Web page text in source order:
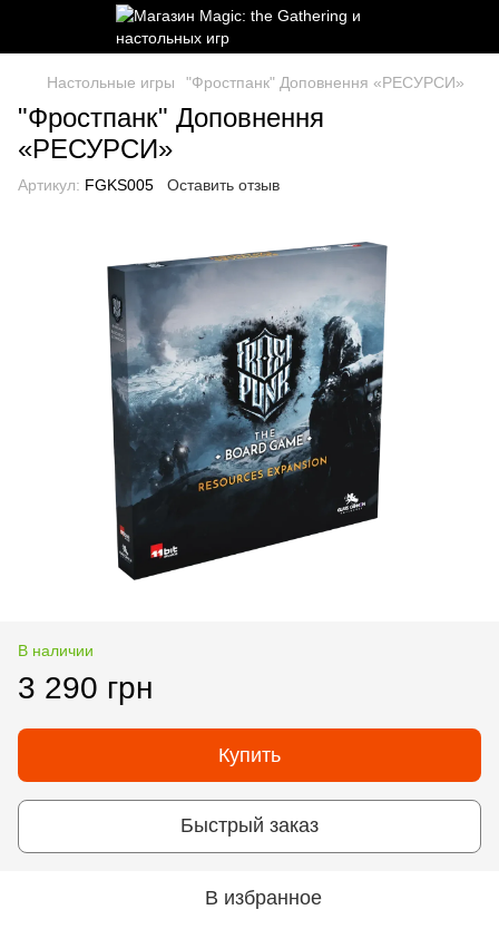
Настольные игры "Фростпанк" Доповнення «РЕСУРСИ»
"Фростпанк" Доповнення
«РЕСУРСИ»
Артикул: FGKS005 Оставить отзыв
В наличии
3 290 грн
Купить
Быстрый заказ
В избранное